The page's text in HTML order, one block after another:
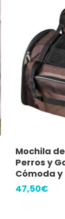
Mochila
Perros y
Cómoda
47,50€